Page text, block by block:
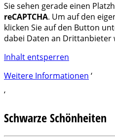
Sie sehen gerade einen
reCAPTCHA. Um auf den
klicken Sie auf den Button
dabei Daten an Drittanbieter
Inhalt entsperren
Weitere Informationen ‘
‘
Schwarze Schönheiten